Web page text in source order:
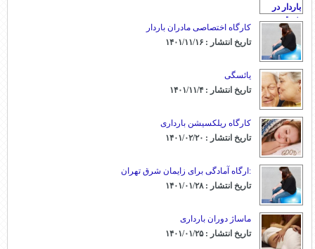
کارگاه اختصاصی مادران باردار
تاریخ انتشار : ۱۴۰۱/۱۱/۱۶
یائسگی
تاریخ انتشار : ۱۴۰۱/۱۱/۴
کارگاه ریلکسیشن بارداری
تاریخ انتشار : ۱۴۰۱/۰۲/۲۰
:ارگاه آمادگی برای زایمان شرق تهران
تاریخ انتشار : ۱۴۰۱/۰۱/۲۸
ماساژ دوران بارداری
تاریخ انتشار : ۱۴۰۱/۰۱/۲۵